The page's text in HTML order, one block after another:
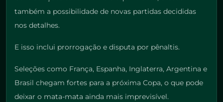
também a possibilidade de novas partidas decididas
nos detalhes.
E isso inclui prorrogação e disputa por pênaltis.
Seleções como França, Espanha, Inglaterra, Argentina e
Brasil chegam fortes para a próxima Copa, o que pode
deixar o mata-mata ainda mais imprevisível.